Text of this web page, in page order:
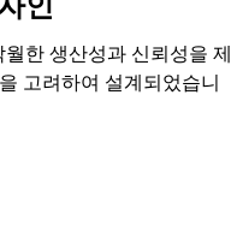
한 생산성과 신뢰성을 제
고려하여 설계되었습니